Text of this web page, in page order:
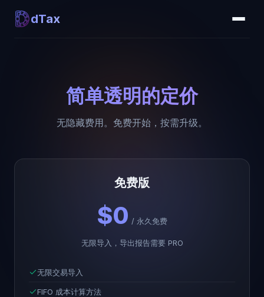
dTax
简单透明的定价
无隐藏费用。免费开始，按需升级。
免费版
$0 / 永久免费
无限导入，导出报告需要 PRO
无限交易导入
FIFO 成本计算方法